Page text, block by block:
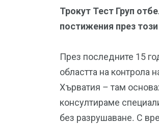
Трокут Тест Груп
постижения през
През последните 15
областта на контрола
Хърватия – там
консултираме
без разрушаване. С